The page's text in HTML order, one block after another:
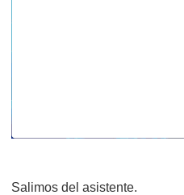
Salimos del asistente.